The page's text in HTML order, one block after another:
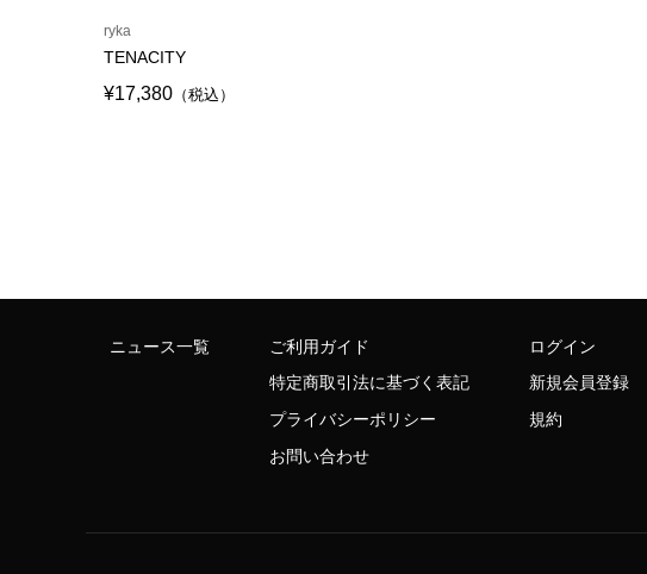
ryka
TENACITY
¥17,380 （税込）
ニュース一覧
ご利用ガイド
特定商取引法に基づく表記
プライバシーポリシー
お問い合わせ
ログイン
新規会員登録
規約